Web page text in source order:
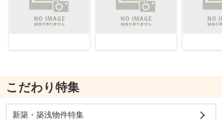
こだわり特集
新築・築浅物件特集